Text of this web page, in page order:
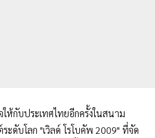
ให้กับประเทศไทยอีกครั้งในสนาม
ดับโลก "เวิลด์ โรโบคัพ 2009" ที่จัด